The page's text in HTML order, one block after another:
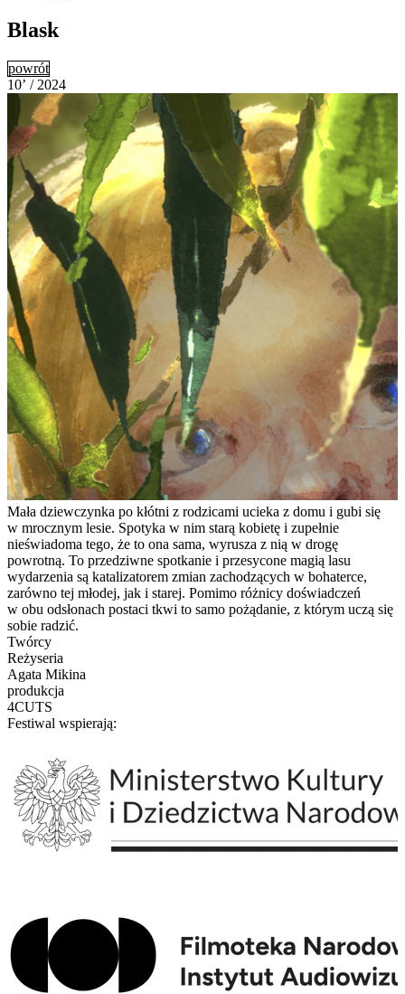
Blask
powrót
10’ / 2024
Mała dziewczynka po kłótni z rodzicami ucieka z domu i gubi się
w mrocznym lesie. Spotyka w nim starą kobietę i zupełnie
nieświadoma tego, że to ona sama, wyrusza z nią w drogę
powrotną. To przedziwne spotkanie i przesycone magią lasu
wydarzenia są katalizatorem zmian zachodzących w bohaterce,
zarówno tej młodej, jak i starej. Pomimo różnicy doświadczeń
w obu odsłonach postaci tkwi to samo pożądanie, z którym uczą się
sobie radzić.
Twórcy
Reżyseria
Agata Mikina
produkcja
4CUTS
Festiwal wspierają: